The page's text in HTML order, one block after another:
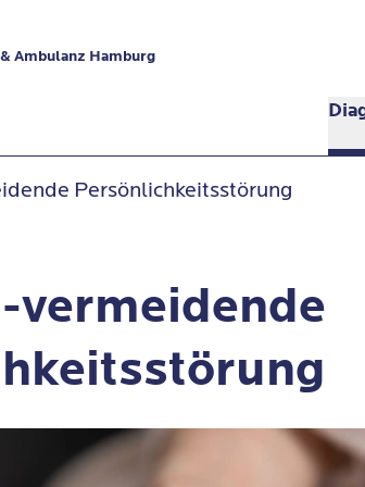
Ambulanz Hamburg
Persönlichkeitsstörung